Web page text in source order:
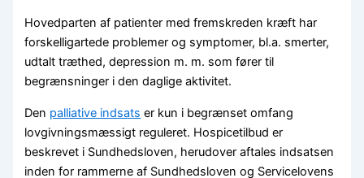
Hovedparten af patienter med fremskreden kræft har
forskelligartede problemer og symptomer, bl.a. smerter,
udtalt træthed, depression m. m. som fører til
begrænsninger i den daglige aktivitet.
Den palliative indsats er kun i begrænset omfang
lovgivningsmæssigt reguleret. Hospicetilbud er
beskrevet i Sundhedsloven, herudover aftales indsatsen
inden for rammerne af Sundhedsloven og Servicelovens